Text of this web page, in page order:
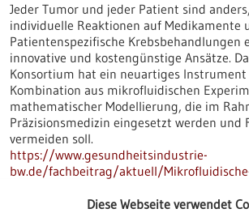
Jeder Tumor und jeder Patient sind
individuelle Reaktionen auf Medikamente
Patientenspezifische Krebsbehandlungen
innovative und kostengünstige Ansätze.
Konsortium hat ein neuartiges
Kombination aus mikrofluidischen
mathematischer Modellierung, die im
Präzisionsmedizin eingesetzt werden und
vermeiden soll.
https://www.gesundheitsindustrie-
bw.de/fachbeitrag/aktuell/
Diese Webseite verwendet